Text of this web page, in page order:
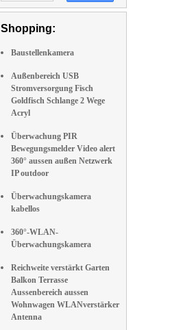
Shopping:
Baustellenkamera
Außenbereich USB
Stromversorgung Fisch
Goldfisch Schlange 2 Wege
Acryl
Überwachung PIR
Bewegungsmelder Video alert
360° aussen außen Netzwerk
IP outdoor
Überwachungskamera
kabellos
360°-WLAN-
Überwachungskamera
Reichweite verstärkt Garten
Balkon Terrasse
Aussenbereich aussen
Wohnwagen WLANverstärker
Antenna